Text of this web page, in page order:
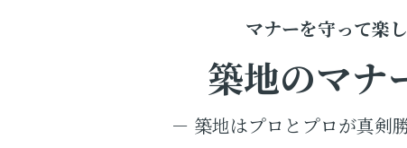
マナーを守って楽
築地のマナ
－ 築地はプロとプロが真剣